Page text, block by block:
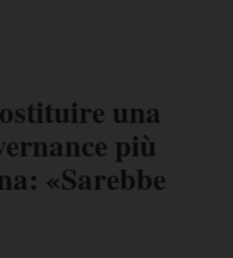
una
più
«Sarebbe